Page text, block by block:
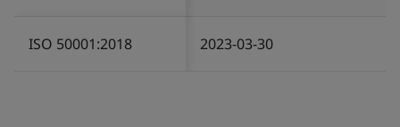
ISO 50001:2018 2023-03-30